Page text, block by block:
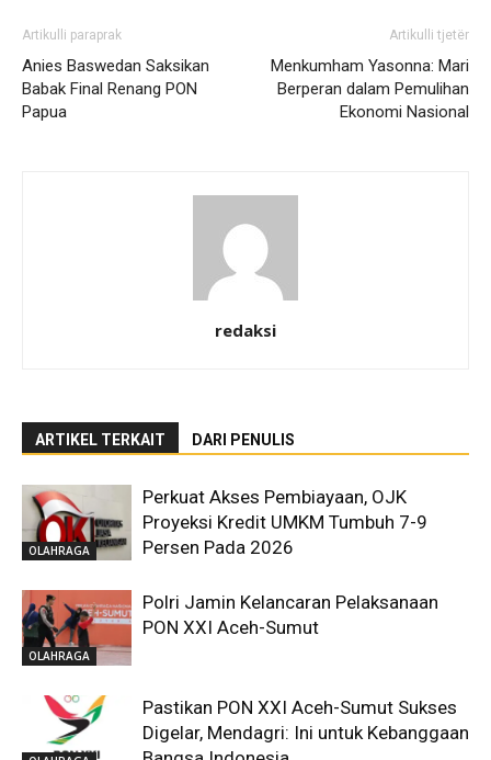
Artikulli paraprak
Anies Baswedan Saksikan
Babak Final Renang PON
Papua
Artikulli tjetër
Menkumham Yasonna: Mari
Berperan dalam Pemulihan
Ekonomi Nasional
redaksi
ARTIKEL TERKAIT DARI PENULIS
OLAHRAGA
Perkuat Akses Pembiayaan, OJK
Proyeksi Kredit UMKM Tumbuh 7-9
Persen Pada 2026
OLAHRAGA
Polri Jamin Kelancaran Pelaksanaan
PON XXI Aceh-Sumut
Pastikan PON XXI Aceh-Sumut Sukses
Digelar, Mendagri: Ini untuk Kebanggaan